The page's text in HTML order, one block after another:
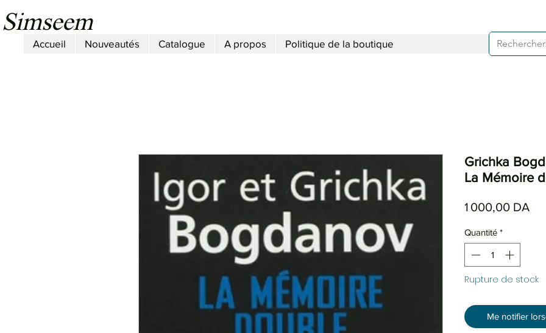
Simseem
Accueil Nouveautés Catalogue A propos Politique de la boutique
Grichka
La Mémoire
1 000,00 DA
Quantité *
Rupture de stock
Me notifier